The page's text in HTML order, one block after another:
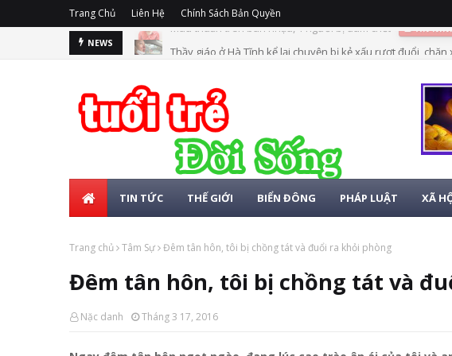
Trang Chủ Liên Hệ Chính Sách Bản Quyền
NEWS Thầy giáo ở Hà Tĩnh kể lại chuyện bị kẻ xấu rượt đuổi, chặn
TIN TỨC THẾ GIỚI BIỂN ĐÔNG PHÁP LUẬT XÃ
Trang chủ Tâm Sự Đêm tân hôn, tôi bị chồng tát và đuổi ra khỏi phòng
Đêm tân hôn, tôi bị chồng tát và
Nặc danh Tháng 3 17, 2016